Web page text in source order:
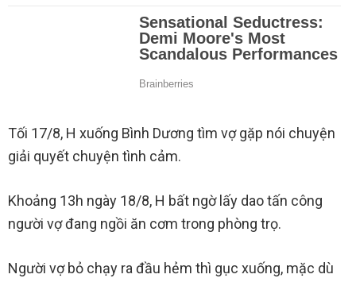
Tối 17/8, H xuống Bình Dương tìm vợ gặp nói chuyện
giải quyết chuyện tình cảm.
Khoảng 13h ngày 18/8, H bất ngờ lấy dao tấn công
người vợ đang ngồi ăn cơm trong phòng trọ.
Người vợ bỏ chạy ra đầu hẻm thì gục xuống, mặc dù